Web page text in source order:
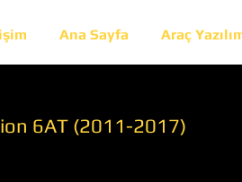
Ana Sayfa Araç
6AT (2011-2017)